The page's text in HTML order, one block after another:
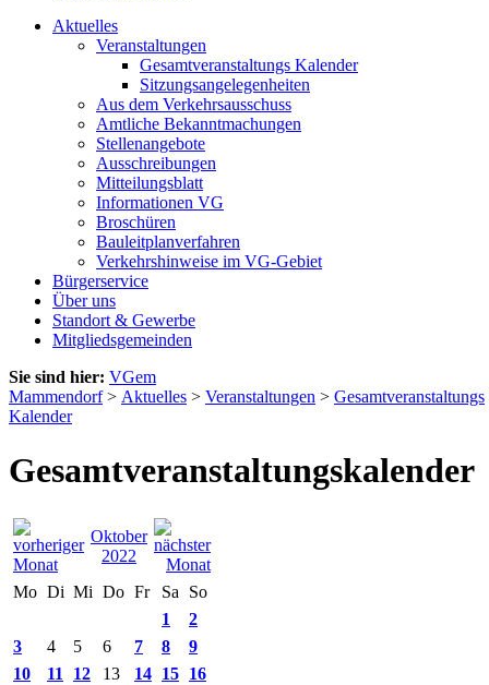
Aktuelles
Veranstaltungen
Gesamtveranstaltungs Kalender
Sitzungsangelegenheiten
Aus dem Verkehrsausschuss
Amtliche Bekanntmachungen
Stellenangebote
Ausschreibungen
Mitteilungsblatt
Informationen VG
Broschüren
Bauleitplanverfahren
Verkehrshinweise im VG-Gebiet
Bürgerservice
Über uns
Standort & Gewerbe
Mitgliedsgemeinden
Sie sind hier: VGem
Mammendorf> Aktuelles > Veranstaltungen > Gesamtveranstaltungs
Kalender
Gesamtveranstaltungskalender
Oktober
2022
Mo Di Mi Do Fr Sa
So
1
2
3
4 5 6 7 8
9
10
11 12 13 14 15 16